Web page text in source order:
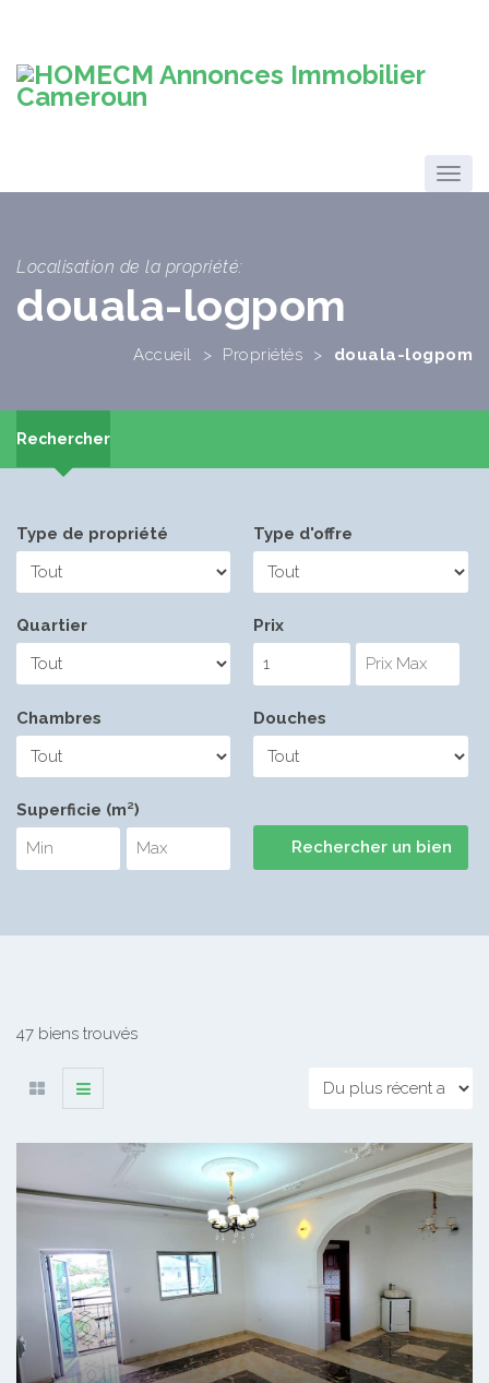
Localisation de la propriété:
douala-logpom
Accueil > Propriétés > douala-logpom
Rechercher
Type de propriété Type d'offre
Quartier Prix
Chambres Douches
Superficie (m²)
47 biens trouvés